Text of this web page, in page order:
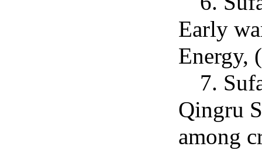
Early
Energy,
7.
Qingru
among